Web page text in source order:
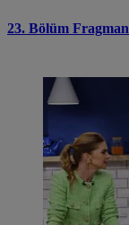
23. Bölüm Fragman